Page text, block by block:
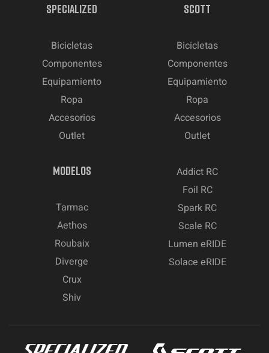
SPECIALIZED
Bicicletas
Componentes
Equipamiento
Ropa
Accesorios
Outlet
SCOTT
Bicicletas
Componentes
Equipamiento
Ropa
Accesorios
Outlet
MODELOS
Tarmac
Aethos
Roubaix
Diverge
Crux
Shiv
Addict RC
Foil RC
Spark RC
Scale RC
Lumen eRIDE
Solace eRIDE